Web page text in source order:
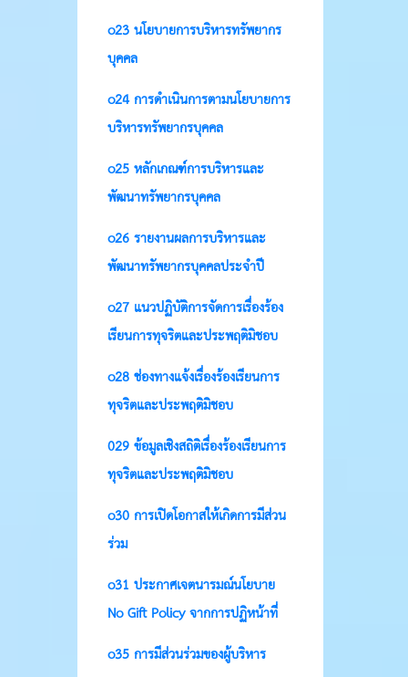
o23 นโยบายการบริหารทรัพยากร
บุคคล
o24 การดำเนินการตามนโยบายการ
บริหารทรัพยากรบุคคล
o25 หลักเกณฑ์การบริหารและ
พัฒนาทรัพยากรบุคคล
o26 รายงานผลการบริหารและ
พัฒนาทรัพยากรบุคคลประจำปี
o27 แนวปฏิบัติการจัดการเรื่องร้อง
เรียนการทุจริตและประพฤติมิชอบ
o28 ช่องทางแจ้งเรื่องร้องเรียนการ
ทุจริตและประพฤติมิชอบ
029 ข้อมูลเชิงสถิติเรื่องร้องเรียนการ
ทุจริตและประพฤติมิชอบ
o30 การเปิดโอกาสให้เกิดการมีส่วน
ร่วม
o31 ประกาศเจตนารมณ์นโยบาย
No Gift Policy จากการปฏิหน้าที่
o35 การมีส่วนร่วมของผู้บริหาร